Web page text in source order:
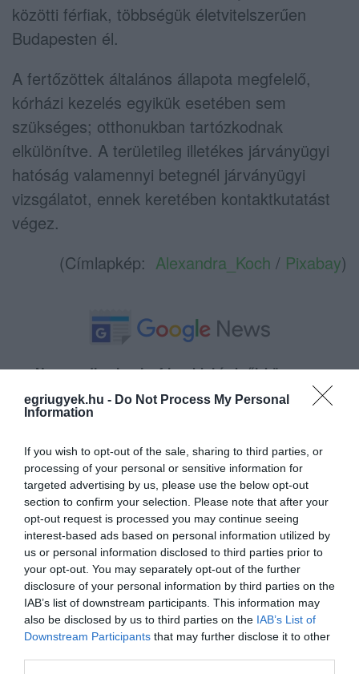
egriugyek.hu - Do Not Process My Personal
Information
If you wish to opt-out of the sale, sharing to third parties, or
processing of your personal or sensitive information for
targeted advertising by us, please use the below opt-out
section to confirm your selection. Please note that after your
opt-out request is processed you may continue seeing
interest-based ads based on personal information utilized by
us or personal information disclosed to third parties prior to
your opt-out. You may separately opt-out of the further
disclosure of your personal information by third parties on the
IAB’s list of downstream participants. This information may
also be disclosed by us to third parties on the IAB’s List of
Downstream Participants that may further disclose it to other
közötti férfiak, többségük életvitelszerűen
Budapesten él.
A fertőzöttek általános állapota megfelelő,
kórházi kezelés egyikük esetében sem
szükséges; otthonukban tartózkodnak
elkülönítve. A területileg illetékes járványügyi
hatóság valamennyi betegnél járványügyi
vizsgálatot, ennek keretében kontaktkutatást
végez.
(Címlapkép: Alexandra_Koch / Pixabay)
Ne maradjon le a legfrissebb hírekről, kövessen
bennünket az EGRI ÜGYEK Google Hírek oldalán!
VISSZA A FŐOLDALRA
Legfrissebb híreink
FELADAT JÖHET AZ ALSÓ ...